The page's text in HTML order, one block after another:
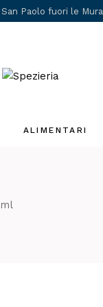
San Paolo fuori le Mura
ALIMENTARI